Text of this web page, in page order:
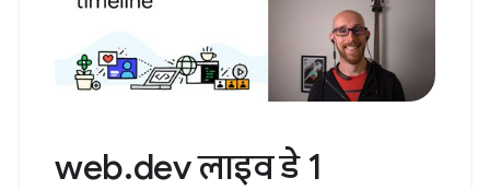
web.dev लाइव डे 1